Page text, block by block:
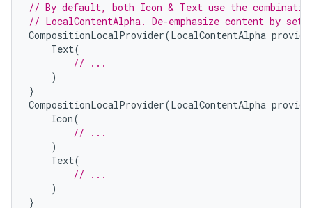
// By default, both Icon & Text use the
// LocalContentAlpha. De-emphasize content by
CompositionLocalProvider(LocalContentAlpha
Text(
// ...
)
}
CompositionLocalProvider(LocalContentAlpha
Icon(
// ...
)
Text(
// ...
)
}